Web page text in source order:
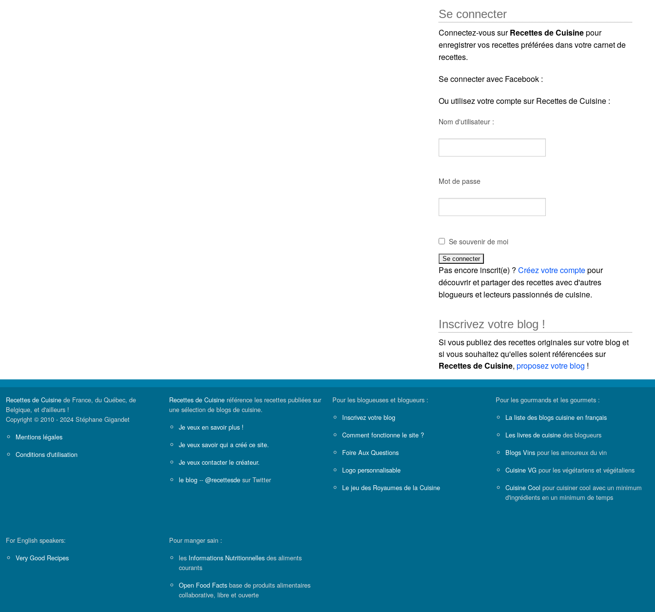
Se connecter
Connectez-vous surRecettes de Cuisinepour
enregistrer vos recettes préférées dans votre carnet de
recettes.
Se connecter avec Facebook :
Ou utilisez votre compte sur Recettes de Cuisine :
Nom d'utilisateur :
Mot de passe
Se souvenir de moi
Pas encore inscrit(e) ?Créez votre comptepour
découvrir et partager des recettes avec d'autres
blogueurs et lecteurs passionnés de cuisine.
Inscrivez votre blog !
Si vous publiez des recettes originales sur votre blog et
si vous souhaitez qu'elles soient référencées sur
Recettes de Cuisine,proposez votre blog !
Recettes de Cuisine de France, du Québec, de
Belgique, et d'ailleurs !
Copyright © 2010 - 2024 Stéphane Gigandet
Mentions légales
Conditions d'utilisation
Recettes de Cuisine référence les recettes publiées sur
une sélection de blogs de cuisine.
Je veux en savoir plus !
Je veux savoir qui a créé ce site.
Je veux contacter le créateur.
le blog -- @recettesde sur Twitter
Pour les blogueuses et blogueurs :
Inscrivez votre blog
Comment fonctionne le site ?
Foire Aux Questions
Logo personnalisable
Le jeu des Royaumes de la Cuisine
Pour les gourmands et les gourmets :
La liste des blogs cuisine en français
Les livres de cuisine des blogueurs
Blogs Vins pour les amoureux du vin
Cuisine VG pour les végétariens et végétaliens
Cuisine Cool pour cuisiner cool avec un minimum
d'ingrédients en un minimum de temps
For English speakers:
Very Good Recipes
Pour manger sain :
les Informations Nutritionnelles des aliments
courants
Open Food Facts base de produits alimentaires
collaborative, libre et ouverte